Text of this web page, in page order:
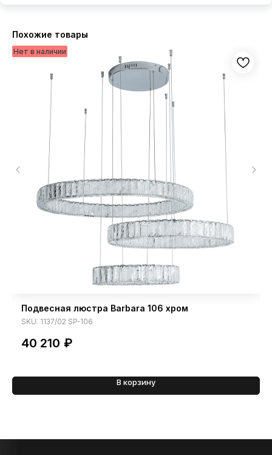
Похожие товары
Подвесная люстра Barbara 106 хром
SKU: 1137/02 SP-106
40 210 ₽
В корзину